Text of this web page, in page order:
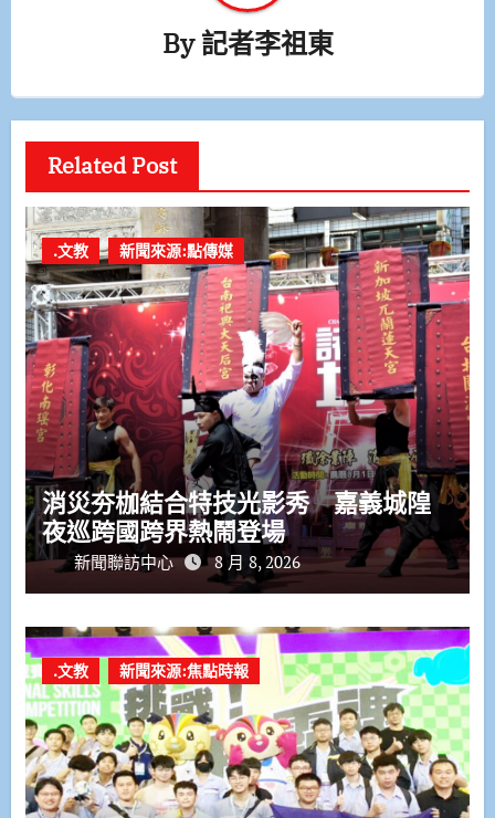
By記者李祖東
Related Post
.文教 新聞來源:點傳媒
消災夯枷結合特技光影秀 嘉義城隍
夜巡跨國跨界熱鬧登場
新聞聯訪中心 8 月 8, 2026
.文教 新聞來源:焦點時報